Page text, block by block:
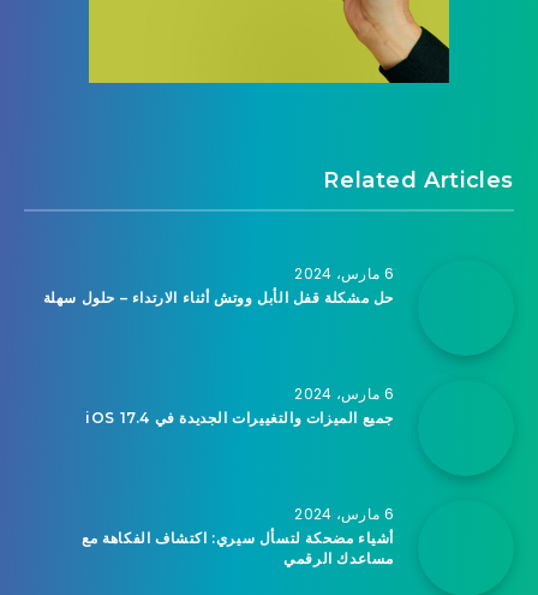
Related Articles
6 مارس، 2024
حل مشكلة قفل الأبل ووتش أثناء الارتداء – حلول سهلة
6 مارس، 2024
جميع الميزات والتغييرات الجديدة في iOS 17.4
6 مارس، 2024
أشياء مضحكة لتسأل سيري: اكتشاف الفكاهة مع
مساعدك الرقمي